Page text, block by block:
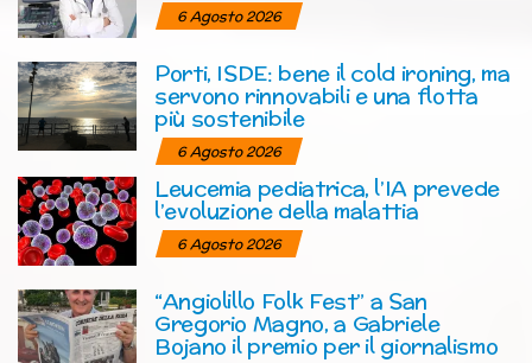
6 Agosto 2026
Porti, ISDE: bene il cold ironing, ma
servono rinnovabili e una flotta
più sostenibile
6 Agosto 2026
Leucemia pediatrica, l’IA prevede
l’evoluzione della malattia
6 Agosto 2026
“Angiolillo Folk Fest” a San
Gregorio Magno, a Gabriele
Bojano il premio per il giornalismo